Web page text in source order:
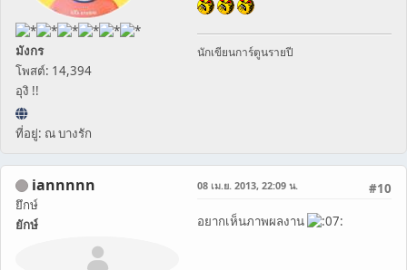
มังกร
โพสต์: 14,394
อุงิ !!
ที่อยู่: ณ บางรัก
นักเขียนการ์ตูนรายปี
iannnnn
ยึกษ์
ยักษ์
#10
08 เม.ย. 2013, 22:09 น.
อยากเห็นภาพผลงาน